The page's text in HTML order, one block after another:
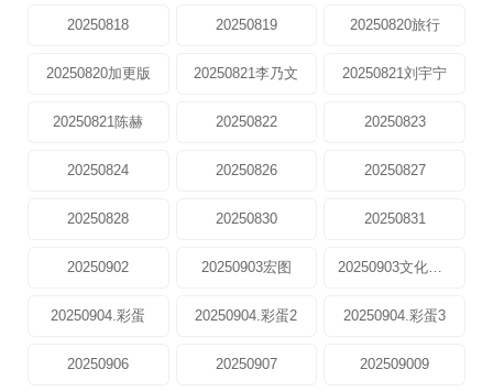
20250818 20250819 20250820旅行
20250820加更版 20250821李乃文 20250821刘宇宁
20250821陈赫 20250822 20250823
20250824 20250826 20250827
20250828 20250830 20250831
20250902 20250903宏图 20250903文化中心
20250904.彩蛋 20250904.彩蛋2 20250904.彩蛋3
20250906 20250907 202509009